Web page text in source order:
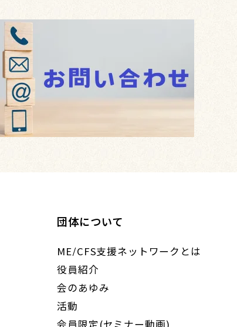
団体について
ME/CFS支援ネットワークとは
役員紹介
会のあゆみ
活動